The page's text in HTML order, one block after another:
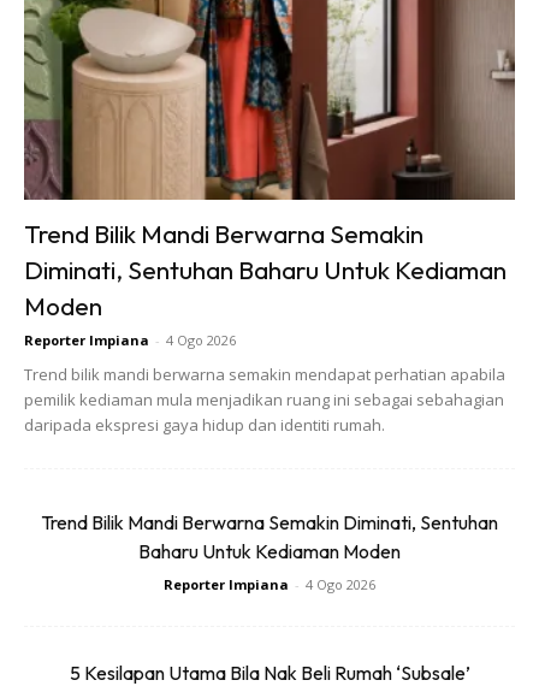
makanan dari sumber lain selain yang diberikan seperti
cacing, siput babi, serangga yang mempunyai protein yang
tinggi.
Trend Bilik Mandi Berwarna Semakin
Diminati, Sentuhan Baharu Untuk Kediaman
Moden
Reporter Impiana - 4 Ogo 2026
Trend bilik mandi berwarna semakin mendapat perhatian apabila
pemilik kediaman mula menjadikan ruang ini sebagai sebahagian
daripada ekspresi gaya hidup dan identiti rumah.
Trend Bilik Mandi Berwarna Semakin Diminati, Sentuhan
Baharu Untuk Kediaman Moden
Reporter Impiana - 4 Ogo 2026
5 Kesilapan Utama Bila Nak Beli Rumah ‘Subsale’